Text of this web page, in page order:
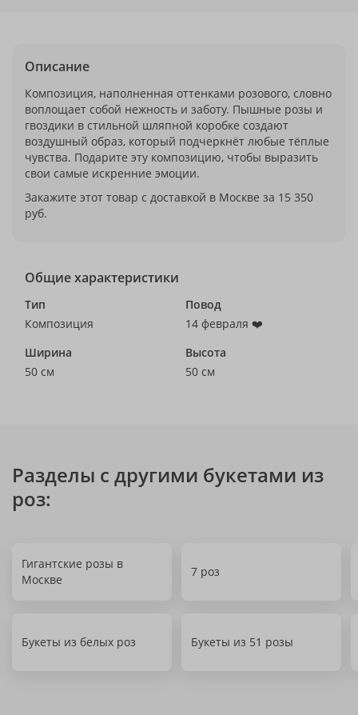
Описание
Композиция, наполненная оттенками розового, словно
воплощает собой нежность и заботу. Пышные розы и
гвоздики в стильной шляпной коробке создают
воздушный образ, который подчеркнёт любые тёплые
чувства. Подарите эту композицию, чтобы выразить
свои самые искренние эмоции.
Закажите этот товар с доставкой в Москве за 15 350
руб.
Общие характеристики
Тип
Композиция
Повод
14 февраля ❤️
Ширина
50 см
Высота
50 см
Разделы с другими букетами из
роз:
Гигантские розы в
Москве
7 роз
Букеты из белых роз Букеты из 51 розы